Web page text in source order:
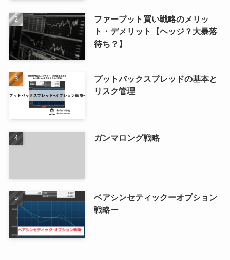
ファープット買い戦略のメリッ
ト・デメリット【ヘッジ？大暴落
待ち？】
プットバックスプレッドの基本と
リスク管理
ガンマロング戦略
ベアシンセティックーオプション
戦略ー